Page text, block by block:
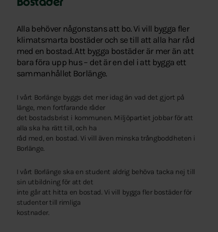
Bostäder
Alla behöver någonstans att bo. Vi vill bygga fler
klimatsmarta bostäder och se till att alla har råd
med en bostad. Att bygga bostäder är mer än att
bara föra upp hus – det är en del i att bygga ett
sammanhållet Borlänge.
I vårt Borlänge byggs det mer idag än vad det gjort på
länge, men fortfarande råder
det bostadsbrist i kommunen. Miljöpartiet jobbar för att
alla ska ha rätt till, och ha
råd med, en bostad. Vi vill även minska trångboddheten i
Borlänge.
I vårt Borlänge ska en student aldrig behöva tacka nej till
sin utbildning för att det
inte går att hitta en bostad. Vi vill bygga fler bostäder för
studenter till rimliga
kostnader.